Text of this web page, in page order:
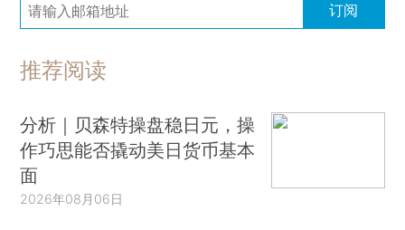
订阅
推荐阅读
分析｜贝森特操盘稳日元，操
作巧思能否撬动美日货币基本
面
2026年08月06日